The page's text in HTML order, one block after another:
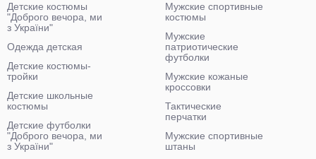
Детские костюмы
"Доброго вечора, ми
з України"
Одежда детская
Детские костюмы-
тройки
Детские школьные
костюмы
Детские футболки
"Доброго вечора, ми
з України"
Мужские спортивные
костюмы
Мужские
патриотические
футболки
Мужские кожаные
кроссовки
Тактические
перчатки
Мужские спортивные
штаны